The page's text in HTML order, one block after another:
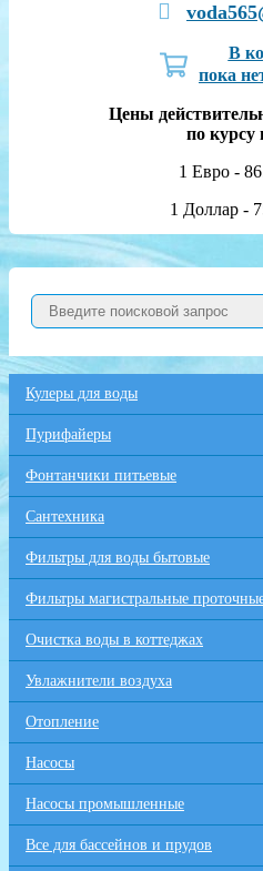
В
пока
Цены
по курсу
1 Евро -
1 Доллар -
Кулеры для воды
Пурифайеры
Фонтанчики питьевые
Сантехника
Фильтры для воды бытовые
Фильтры магистральные
Очистка воды в коттеджах
Увлажнители воздуха
Отопление
Насосы
Насосы промышленные
Все для бaссейнов и прудов